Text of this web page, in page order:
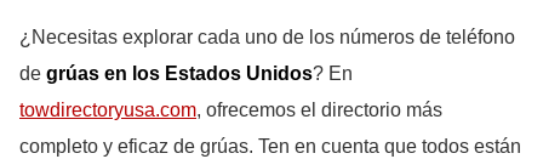
¿Necesitas explorar cada uno de los números de teléfono
de grúas en los Estados Unidos? En
towdirectoryusa.com, ofrecemos el directorio más
completo y eficaz de grúas. Ten en cuenta que todos están